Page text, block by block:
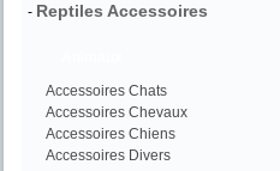
- Reptiles Accessoires
Accessoires Chats
Accessoires Chevaux
Accessoires Chiens
Accessoires Divers